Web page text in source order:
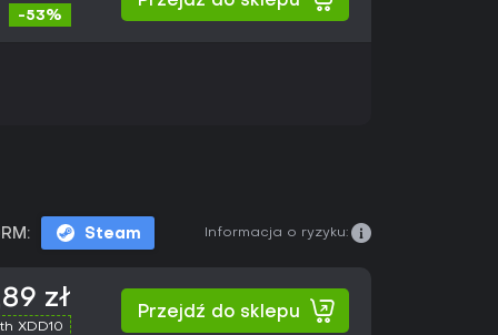
-53%
Steam Informacja o ryzyku:
zł
XDD10
Przejdź do sklepu